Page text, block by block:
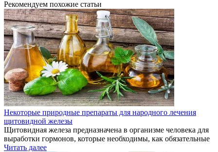
Рекомендуем похожие статьи
Некоторые природные препараты для народного лечения
щитовидной железы
Щитовидная железа предназначена в организме человека для
выработки гормонов, которые необходимы, как обязательные
Читать далее